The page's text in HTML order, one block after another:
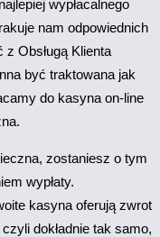
wypłacalnego
nam odpowiednich
Obsługą Klienta
być traktowana jak
do kasyna on-line
zostaniesz o tym
wypłaty.
kasyna oferują zwrot
dokładnie tak samo,